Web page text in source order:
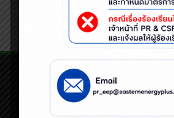
QUICK LINKS